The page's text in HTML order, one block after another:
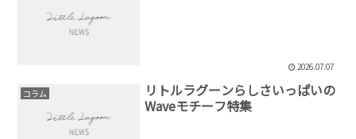
2026.07.07
コラム
リトルラグーンらしさいっぱいの
Waveモチーフ特集